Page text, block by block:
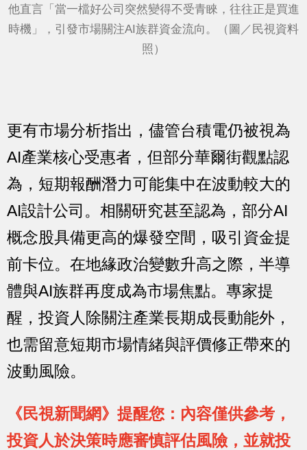
他直言「當一檔好公司突然變得不受青睞，往往正是買進
時機」，引發市場關注AI族群資金流向。（圖／民視資料
照）
更有市場分析指出，儘管台積電仍被視為
AI產業核心受惠者，但部分華爾街觀點認
為，短期報酬潛力可能集中在波動較大的
AI設計公司。相關研究甚至認為，部分AI
概念股具備更高的爆發空間，吸引資金提
前卡位。在地緣政治變數升高之際，半導
體與AI族群再度成為市場焦點。專家提
醒，投資人除關注產業長期成長動能外，
也需留意短期市場情緒與評價修正帶來的
波動風險。
《民視新聞網》提醒您：內容僅供參考，
投資人於決策時應審慎評估風險，並就投